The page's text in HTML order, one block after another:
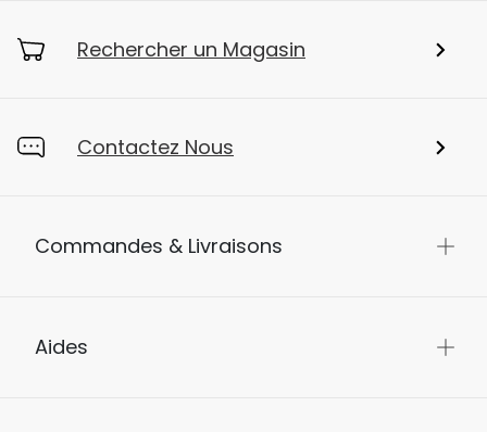
Rechercher un Magasin
Contactez Nous
Commandes & Livraisons
Aides